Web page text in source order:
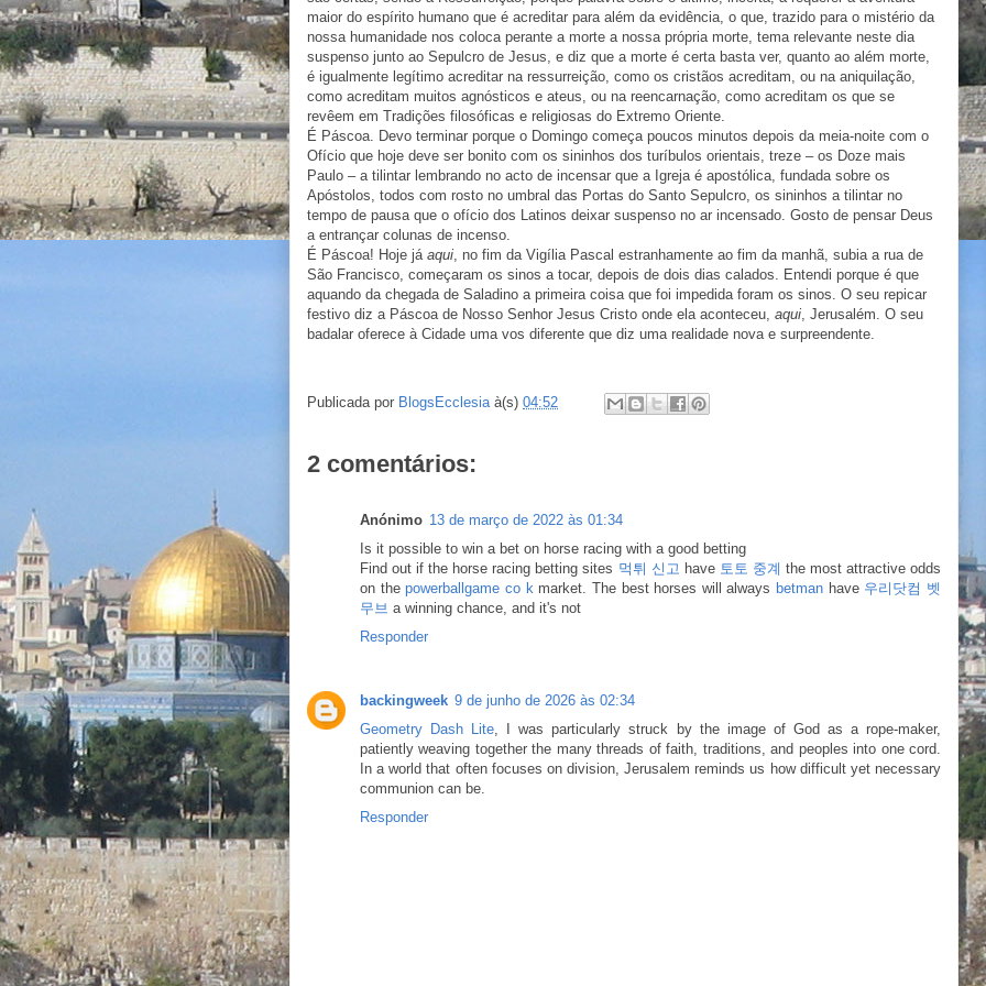
maior do espírito humano que é acreditar para além da evidência, o que, trazido para o mistério da
nossa humanidade nos coloca perante a morte a nossa própria morte, tema relevante neste dia
suspenso junto ao Sepulcro de Jesus, e diz que a morte é certa basta ver, quanto ao além morte,
é igualmente legítimo acreditar na ressurreição, como os cristãos acreditam, ou na aniquilação,
como acreditam muitos agnósticos e ateus, ou na reencarnação, como acreditam os que se
revêem em Tradições filosóficas e religiosas do Extremo Oriente.
É Páscoa. Devo terminar porque o Domingo começa poucos minutos depois da meia-noite com o
Ofício que hoje deve ser bonito com os sininhos dos turíbulos orientais, treze – os Doze mais
Paulo – a tilintar lembrando no acto de incensar que a Igreja é apostólica, fundada sobre os
Apóstolos, todos com rosto no umbral das Portas do Santo Sepulcro, os sininhos a tilintar no
tempo de pausa que o ofício dos Latinos deixar suspenso no ar incensado. Gosto de pensar Deus
a entrançar colunas de incenso.
É Páscoa! Hoje já aqui, no fim da Vigília Pascal estranhamente ao fim da manhã, subia a rua de
São Francisco, começaram os sinos a tocar, depois de dois dias calados. Entendi porque é que
aquando da chegada de Saladino a primeira coisa que foi impedida foram os sinos. O seu repicar
festivo diz a Páscoa de Nosso Senhor Jesus Cristo onde ela aconteceu, aqui, Jerusalém. O seu
badalar oferece à Cidade uma vos diferente que diz uma realidade nova e surpreendente.
Publicada por BlogsEcclesia à(s) 04:52
2 comentários:
Anónimo 13 de março de 2022 às 01:34
Is it possible to win a bet on horse racing with a good betting
Find out if the horse racing betting sites 먹튀 신고 have 토토 중계 the most attractive odds
on thepowerballgame co kmarket. The best horses will always betman have 우리닷컴 벳
무브 a winning chance, and it's not
Responder
backingweek 9 de junho de 2026 às 02:34
Geometry Dash Lite, I was particularly struck by the image of God as a rope-maker,
patiently weaving together the many threads of faith, traditions, and peoples into one cord.
In a world that often focuses on division, Jerusalem reminds us how difficult yet necessary
communion can be.
Responder